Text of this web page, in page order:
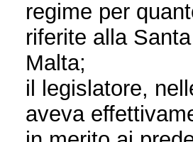
regime per
riferite alla
Malta;
il legislatore,
aveva